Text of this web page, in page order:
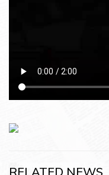
RELATED NEWS